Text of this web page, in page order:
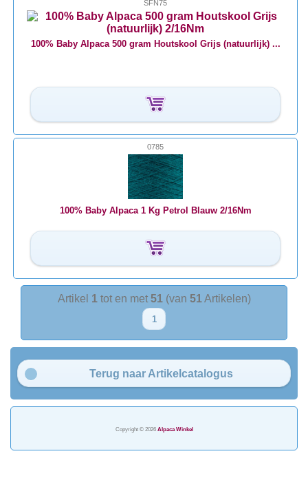
SFN75
100% Baby Alpaca 500 gram Houtskool Grijs (natuurlijk) ...
0785
100% Baby Alpaca 1 Kg Petrol Blauw 2/16Nm
Artikel 1tot en met 51(van 51Artikelen)
1
Terug naar Artikelcatalogus
Copyright © 2026 Alpaca Winkel